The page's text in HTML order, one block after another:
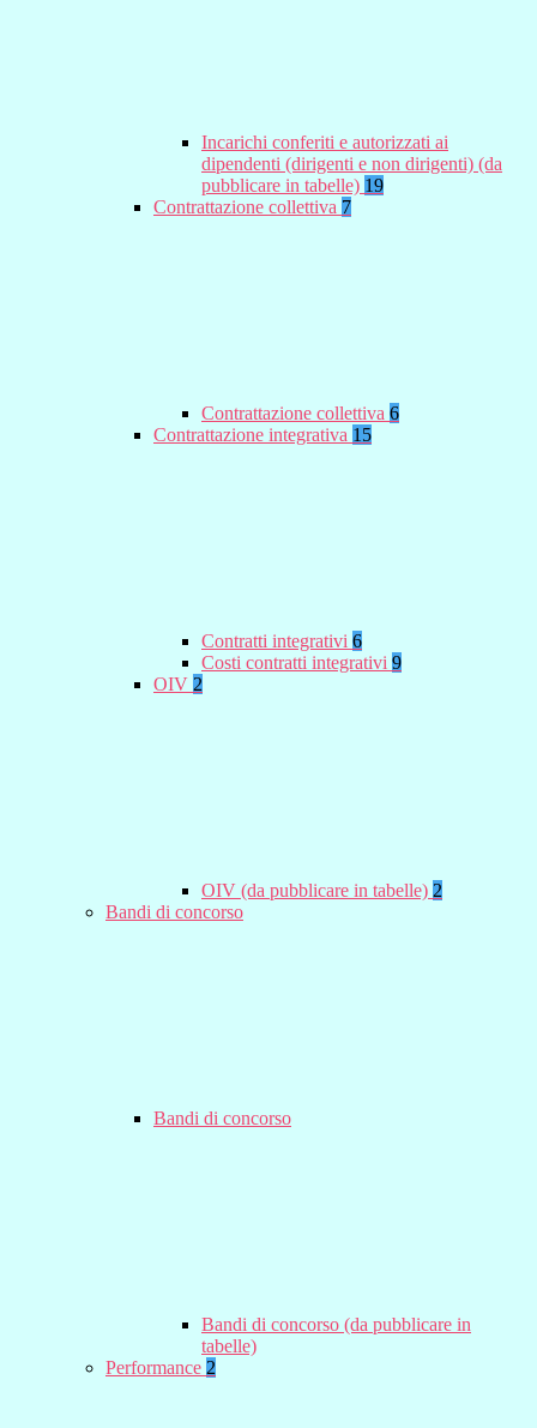
Incarichi conferiti e autorizzati ai
dipendenti (dirigenti e non dirigenti) (da
pubblicare in tabelle) 19
Contrattazione collettiva 7
Contrattazione collettiva 6
Contrattazione integrativa 15
Contratti integrativi 6
Costi contratti integrativi 9
OIV 2
OIV (da pubblicare in tabelle) 2
Bandi di concorso
Bandi di concorso
Bandi di concorso (da pubblicare in
tabelle)
Performance 2